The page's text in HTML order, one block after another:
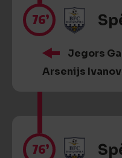
76’
Jegors
Arsenijs
76’